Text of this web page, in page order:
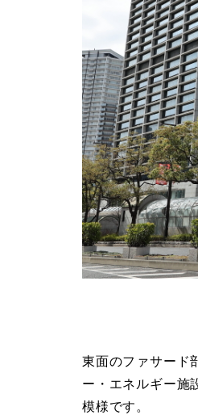
東面のファサード
ー・エネルギー施
模様です。